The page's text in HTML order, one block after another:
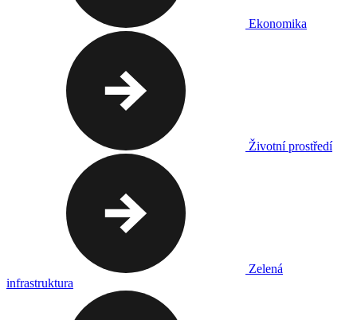
Ekonomika
Životní prostředí
Zelená
infrastruktura